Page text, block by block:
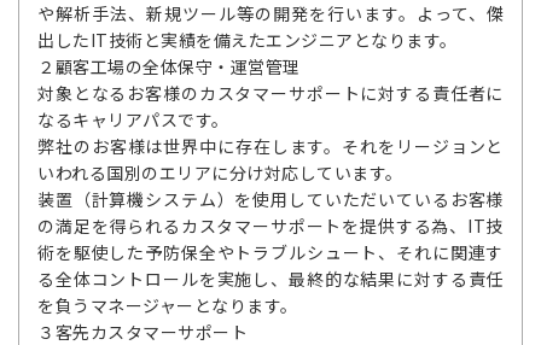
や解析手法、新規ツール等の開発を行います。よって、傑
出したIT技術と実績を備えたエンジニアとなります。
２顧客工場の全体保守・運営管理
対象となるお客様のカスタマーサポートに対する責任者に
なるキャリアパスです。
弊社のお客様は世界中に存在します。それをリージョンと
いわれる国別のエリアに分け対応しています。
装置（計算機システム）を使用していただいているお客様
の満足を得られるカスタマーサポートを提供する為、IT技
術を駆使した予防保全やトラブルシュート、それに関連す
る全体コントロールを実施し、最終的な結果に対する責任
を負うマネージャーとなります。
３客先カスタマーサポート